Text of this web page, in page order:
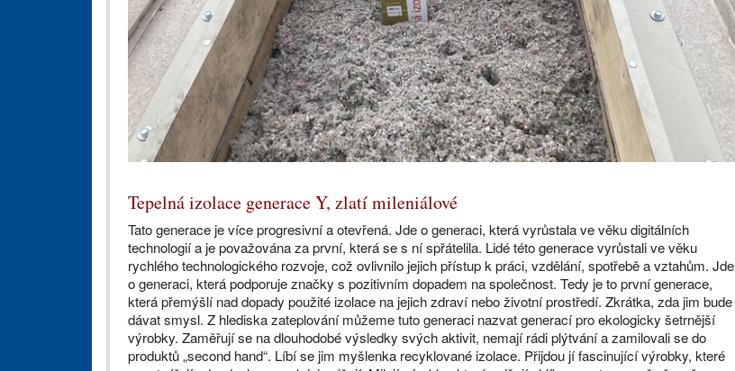
Tepelná izolace generace Y, zlatí mileniálové
Tato generace je více progresivní a otevřená. Jde o generaci, která vyrůstala ve věku digitálních
technologií a je považována za první, která se s ní spřátelila. Lidé této generace vyrůstali ve věku
rychlého technologického rozvoje, což ovlivnilo jejich přístup k práci, vzdělání, spotřebě a vztahům. Jde
o generaci, která podporuje značky s pozitivním dopadem na společnost. Tedy je to první generace,
která přemýšlí nad dopady použité izolace na jejich zdraví nebo životní prostředí. Zkrátka, zda jim bude
dávat smysl. Z hlediska zateplování můžeme tuto generaci nazvat generací pro ekologicky šetrnější
výrobky. Zaměřují se na dlouhodobé výsledky svých aktivit, nemají rádi plýtvání a zamilovali se do
produktů „second hand“. Líbí se jim myšlenka recyklované izolace. Přijdou jí fascinující výrobky, které